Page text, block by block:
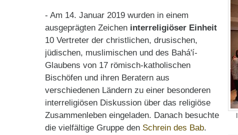
- Am 14. Januar 2019 wurden in einem
ausgeprägten Zeichen interreligiöser Einheit
10 Vertreter der christlichen, drusischen,
jüdischen, muslimischen und des Bahá'í-
Glaubens von 17 römisch-katholischen
Bischöfen und ihren Beratern aus
verschiedenen Ländern zu einer besonderen
interreligiösen Diskussion über das religiöse
Zusammenleben eingeladen. Danach besuchte
die vielfältige Gruppe den Schrein des Bab.